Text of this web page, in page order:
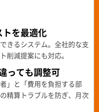
を最適化
きるシステム。全社的な支
削減提案にも対応。
っても調整可
」と「費用を負担する部
精算トラブルを防ぎ、月次